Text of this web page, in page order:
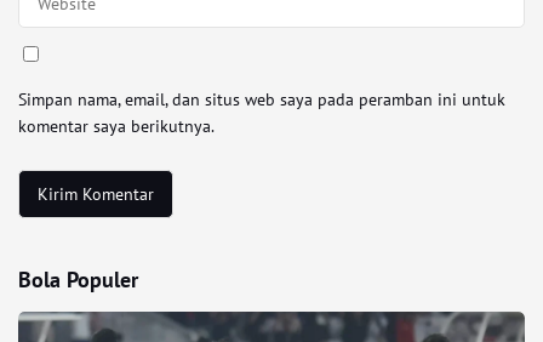
Simpan nama, email, dan situs web saya pada peramban ini untuk
komentar saya berikutnya.
Bola Populer